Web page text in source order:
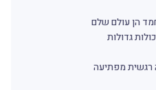
הן עולם שלם
גדולות
מפתיעה